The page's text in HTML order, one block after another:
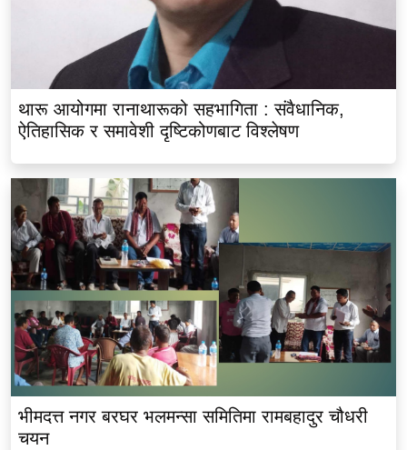
थारू आयोगमा रानाथारूको सहभागिता : संवैधानिक,
ऐतिहासिक र समावेशी दृष्टिकोणबाट विश्लेषण
भीमदत्त नगर बरघर भलमन्सा समितिमा रामबहादुर चौधरी
चयन